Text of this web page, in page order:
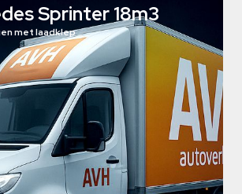
Sprinter 18m3
met laadklep